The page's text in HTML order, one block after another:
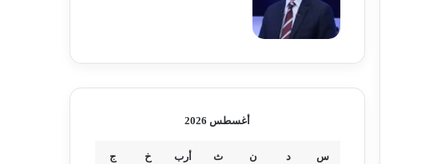
أغسطس 2026
س د ن ث أرب خ ج